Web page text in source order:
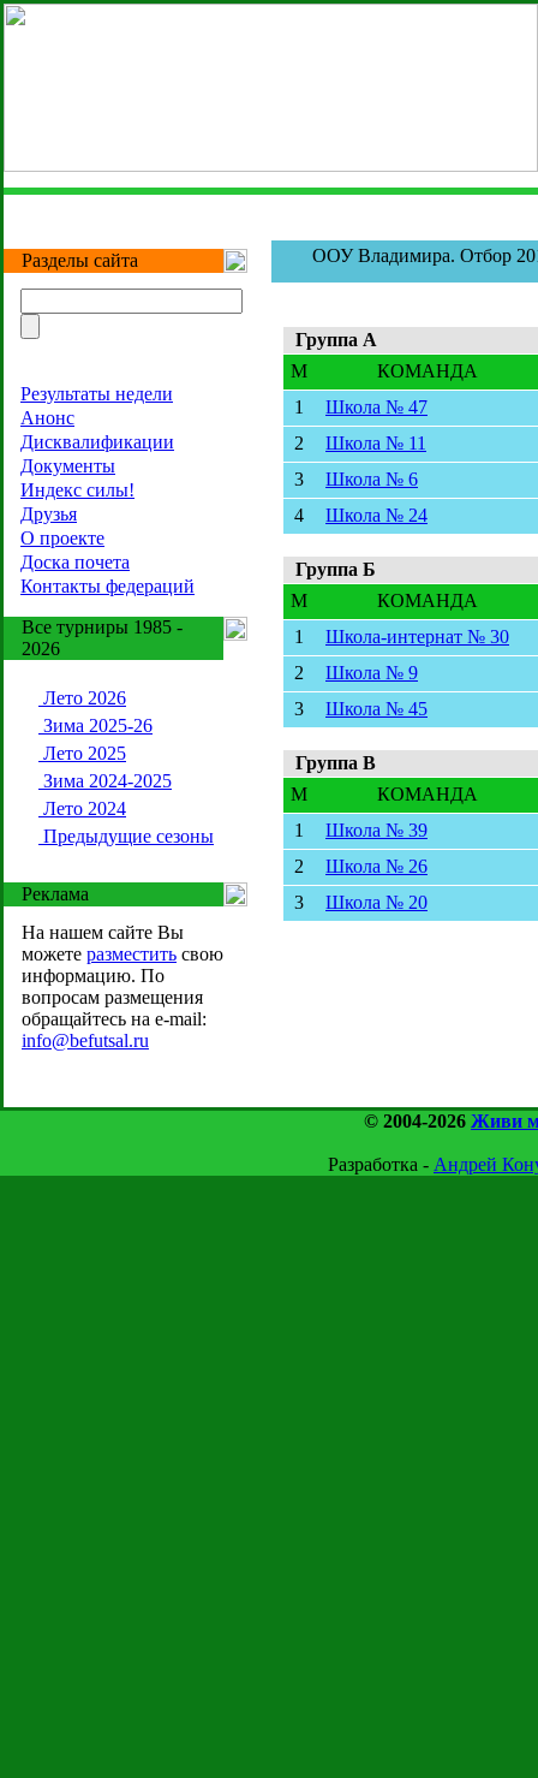
Разделы сайта
Результаты недели
Анонс
Дисквалификации
Документы
Индекс силы!
Друзья
О проекте
Доска почета
Контакты федераций
Все турниры 1985 -
2026
Лето 2026
Зима 2025-26
Лето 2025
Зима 2024-2025
Лето 2024
Предыдущие сезоны
Реклама
На нашем сайте Вы
можете разместить свою
информацию. По
вопросам размещения
обращайтесь на e-mail:
info@befutsal.ru
ООУ Владимира. Отбор
Группа А
M
КОМАНДА
1
Школа № 47
2
Школа № 11
3
Школа № 6
4
Школа № 24
Группа Б
M
КОМАНДА
1
Школа-интернат № 30
2
Школа № 9
3
Школа № 45
Группа В
M
КОМАНДА
1
Школа № 39
2
Школа № 26
3
Школа № 20
© 2004-2026 Живи
Разработка - Андрей